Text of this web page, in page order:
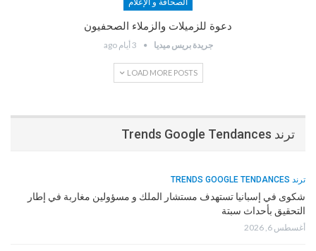
الصحافة و الإعلام
دعوة للزميلات والزملاء الصحفيون
جريدة بريس ميديا 3 أيام ago
LOAD MORE POSTS
ترند Trends Google Tendances
ترند TRENDS GOOGLE TENDANCES
شكوى في إسبانيا تستهدف مستشار الملك و مسؤولين مغاربة في إطار
التحقيق بأحداث سبتة
أغسطس 6, 2026